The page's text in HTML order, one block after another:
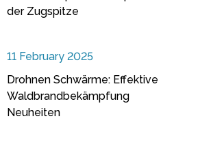
der Zugspitze
11 February 2025
Drohnen Schwärme: Effektive
Waldbrandbekämpfung
Neuheiten